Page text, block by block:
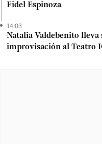
Fidel Espinoza
14:03
Natalia Valdebenito lleva
improvisación al Teatro